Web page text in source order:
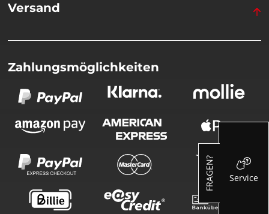
Versand
Zahlungsmöglichkeiten
FRAGEN? Service